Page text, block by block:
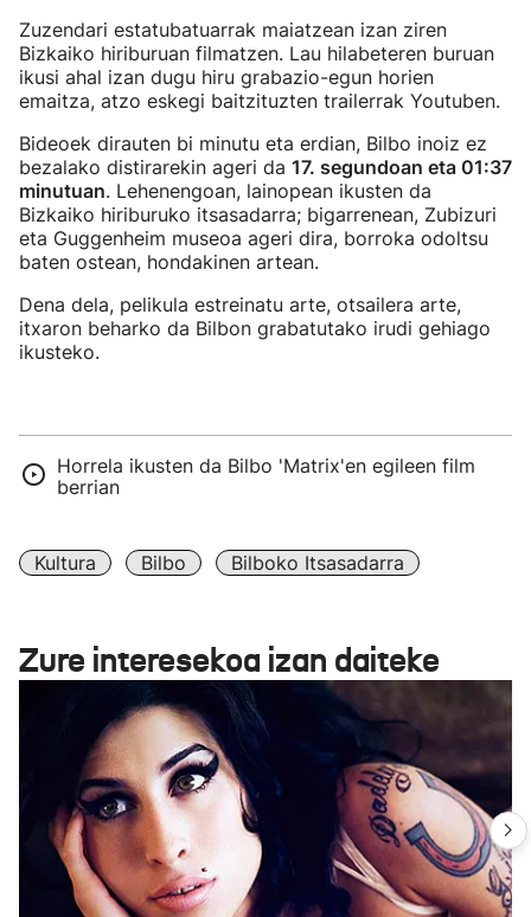
Zuzendari estatubatuarrak maiatzean izan ziren
Bizkaiko hiriburuan filmatzen. Lau hilabeteren buruan
ikusi ahal izan dugu hiru grabazio-egun horien
emaitza, atzo eskegi baitzituzten trailerrak Youtuben.
Bideoek dirauten bi minutu eta erdian, Bilbo inoiz ez
bezalako distirarekin ageri da 17. segundoan eta 01:37
minutuan. Lehenengoan, lainopean ikusten da
Bizkaiko hiriburuko itsasadarra; bigarrenean, Zubizuri
eta Guggenheim museoa ageri dira, borroka odoltsu
baten ostean, hondakinen artean.
Dena dela, pelikula estreinatu arte, otsailera arte,
itxaron beharko da Bilbon grabatutako irudi gehiago
ikusteko.
Horrela ikusten da Bilbo 'Matrix'en egileen film
berrian
Kultura Bilbo Bilboko Itsasadarra
Zure interesekoa izan daiteke